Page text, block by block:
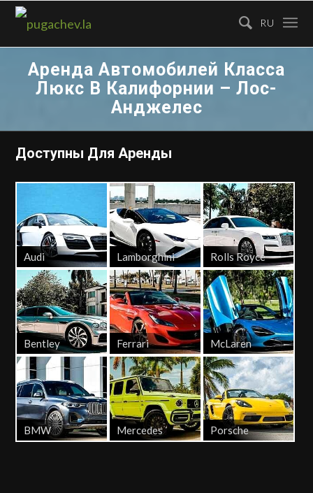
Аренда Автомобилей Класса
Люкс В Калифорнии – Лос-
Анджелес
Доступны Для Аренды
Audi Lamborghini Rolls Royce
Bentley Ferrari McLaren
BMW Mercedes Porsche
RU